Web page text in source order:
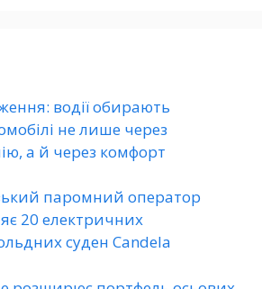
водії обирають
не лише через
а й через комфорт
паромний оператор
20 електричних
суден Candela